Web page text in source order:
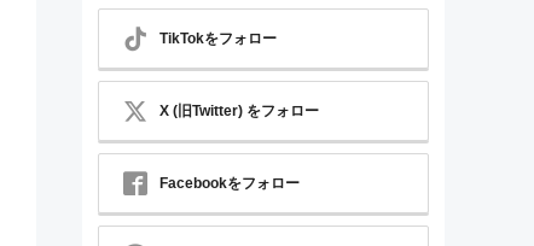
TikTokをフォロー
X (旧Twitter) をフォロー
Facebookをフォロー